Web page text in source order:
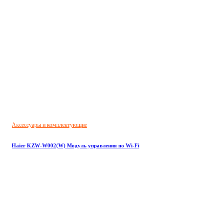
Аксессуары и комплектующие
Haier KZW-W002(W) Модуль управления по Wi-Fi